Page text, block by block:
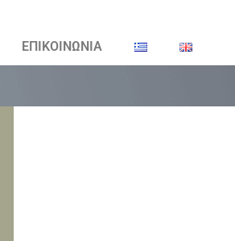
ΕΠΙΚΟΙΝΩΝΙΑ